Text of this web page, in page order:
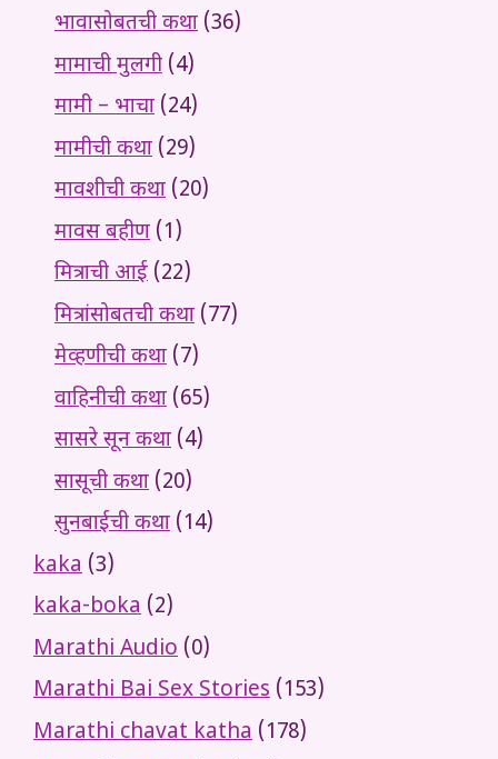
भावासोबतची कथा (36)
मामाची मुलगी (4)
मामी – भाचा (24)
मामीची कथा (29)
मावशीची कथा (20)
मावस बहीण (1)
मित्राची आई (22)
मित्रांसोबतची कथा (77)
मेव्हणीची कथा (7)
वाहिनीची कथा (65)
सासरे सून कथा (4)
सासूची कथा (20)
सुनबाईची कथा (14)
kaka (3)
kaka-boka (2)
Marathi Audio (0)
Marathi Bai Sex Stories (153)
Marathi chavat katha (178)